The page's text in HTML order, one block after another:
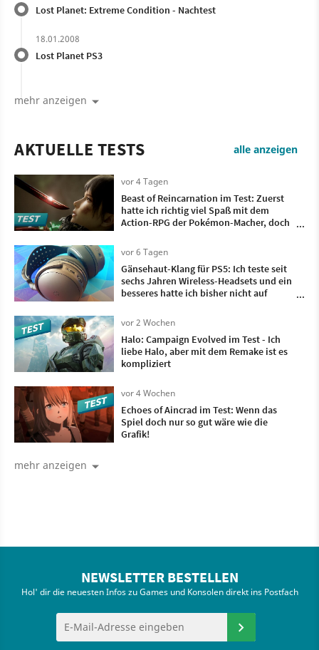
Lost Planet: Extreme Condition - Nachtest
18.01.2008
Lost Planet PS3
mehr anzeigen
AKTUELLE TESTS alle anzeigen
vor 4 Tagen
Beast of Reincarnation im Test: Zuerst
hatte ich richtig viel Spaß mit dem
Action-RPG der Pokémon-Macher, doch
vorbei ist
vor 6 Tagen
Gänsehaut-Klang für PS5: Ich teste seit
sechs Jahren Wireless-Headsets und ein
besseres hatte ich bisher nicht auf
vor 2 Wochen
Halo: Campaign Evolved im Test - Ich
liebe Halo, aber mit dem Remake ist es
kompliziert
vor 4 Wochen
Echoes of Aincrad im Test: Wenn das
Spiel doch nur so gut wäre wie die
Grafik!
mehr anzeigen
NEWSLETTER BESTELLEN
Hol' dir die neuesten Infos zu Games und Konsolen direkt ins Postfach